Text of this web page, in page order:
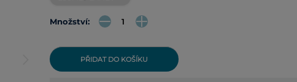
Množství:
PŘIDAT DO KOŠÍKU